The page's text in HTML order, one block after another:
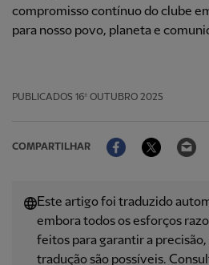
compromisso contínuo do clube
para nosso povo, planeta e
PUBLICADOS 16º OUTUBRO 2025
COMPARTILHAR
FacebookTwitter
Este artigo foi traduzido
embora todos os esforços
feitos para garantir a precisão,
tradução são possíveis.